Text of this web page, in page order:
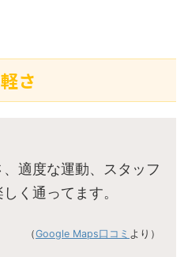
さ
適度な運動、スタッフ
く通ってます。
（Google Maps口コミ より）